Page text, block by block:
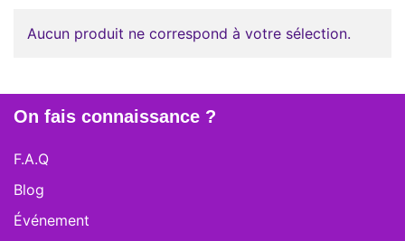
Aucun produit ne correspond à votre sélection.
On fais connaissance ?
F.A.Q
Blog
Événement